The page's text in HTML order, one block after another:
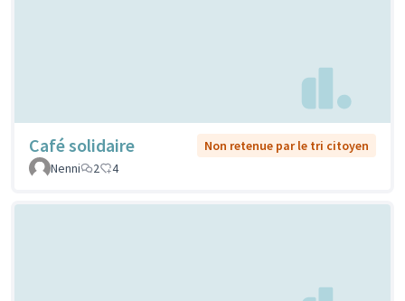
Café solidaire
Non retenue par le tri citoyen
Nenni
2 4